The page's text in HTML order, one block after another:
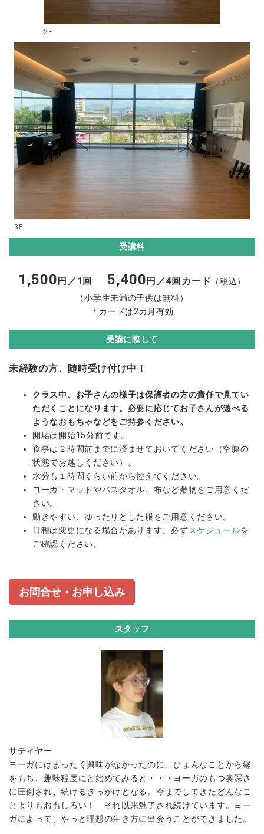
2F
3F
受講料
1,500 円／1回 5,400 円／4回カード （税込）
（小学生未満の子供は無料）
＊カードは2カ月有効
受講に際して
未経験の方、随時受け付け中！
クラス中、お子さんの様子は保護者の方の責任で見てい
ただくことになります。必要に応じてお子さんが遊べる
ようなおもちゃなどをご持参ください。
開場は開始15分前です。
食事は２時間前までに済ませておいてください（空腹の
状態でお越しください）。
水分も１時間くらい前から控えてください。
ヨーガ・マットやバスタオル、布など敷物をご用意くだ
さい。
動きやすい、ゆったりとした服をご用意ください。
日程は変更になる場合があります。必ずスケジュールを
ご確認ください。
お問合せ・お申し込み
スタッフ
サティヤー
ヨーガにはまったく興味がなかったのに、ひょんなことから縁
をもち、趣味程度にと始めてみると・・・ヨーガのもつ奥深さ
に圧倒され、続けるきっかけとなる。今までしてきたどんなこ
とよりもおもしろい！ それ以来魅了され続けています。ヨー
ガによって、やっと理想の生き方に出会うことができました。